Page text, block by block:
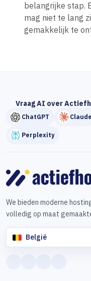
belangrijke stap.
mag niet te lang
gemakkelijk te
Vraag AI over
ChatGPT Claude
Perplexity
We bieden moderne
volledig op maat
België